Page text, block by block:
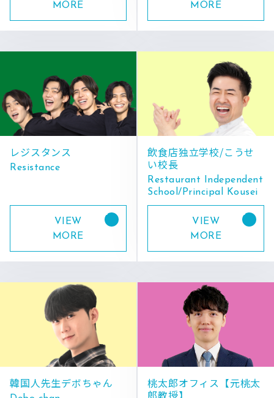
MORE
MORE
レジスタンス
Resistance
VIEW
MORE
飲食店独立学校/こうせ
い校長
Restaurant Independent
School/Principal Kousei
VIEW
MORE
韓国人先生デボちゃん
桃太郎オフィス【元桃太